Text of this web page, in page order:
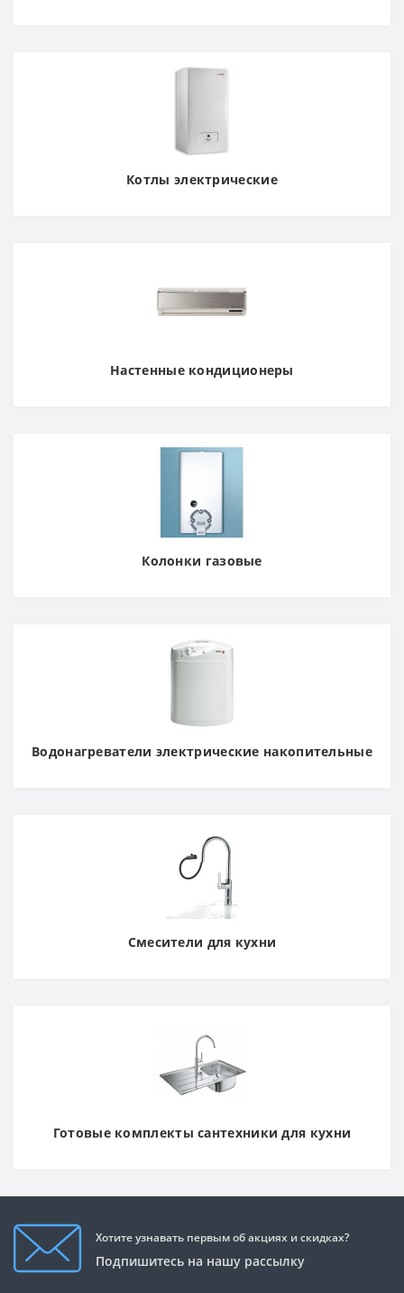
Котлы электрические
Настенные кондиционеры
Колонки газовые
Водонагреватели электрические накопительные
Смесители для кухни
Готовые комплекты сантехники для кухни
Хотите узнавать первым об акциях и скидках?
Подпишитесь на нашу рассылку